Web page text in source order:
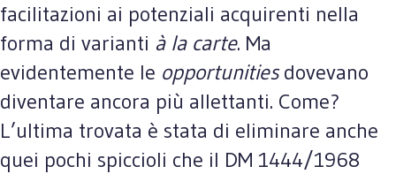
facilitazioni ai potenziali acquirenti nella
forma di varianti à la carte. Ma
evidentemente le opportunitiesdovevano
diventare ancora più allettanti. Come?
L’ultima trovata è stata di eliminare anche
quei pochi spiccioli che il DM 1444/1968